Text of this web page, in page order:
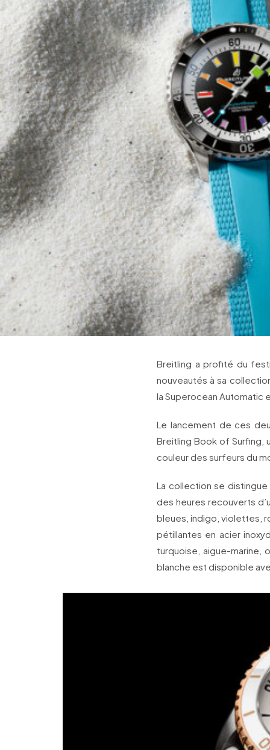
Breitling a profité du
nouveautés à sa
la Superocean Automatic
Le lancement de ces
Breitling Book of Surfing,
couleur des surfeurs du
La collection se
des heures recouverts
bleues, indigo, violettes,
pétillantes en acier
turquoise, aigue-marine,
blanche est disponible